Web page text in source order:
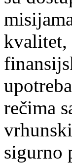
kvalitet,
rečima
sigurno